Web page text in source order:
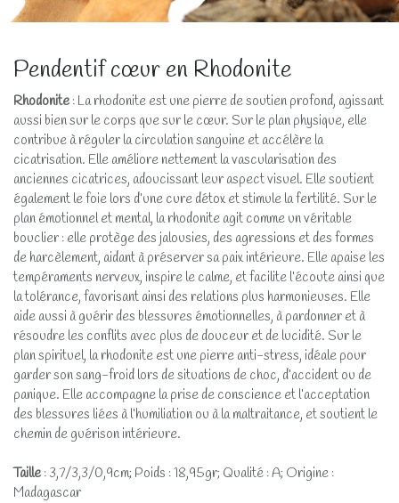
Pendentif cœur en Rhodonite
Rhodonite : La rhodonite est une pierre de soutien profond, agissant
aussi bien sur le corps que sur le cœur. Sur le plan physique, elle
contribue à réguler la circulation sanguine et accélère la
cicatrisation. Elle améliore nettement la vascularisation des
anciennes cicatrices, adoucissant leur aspect visuel. Elle soutient
également le foie lors d’une cure détox et stimule la fertilité. Sur le
plan émotionnel et mental, la rhodonite agit comme un véritable
bouclier : elle protège des jalousies, des agressions et des formes
de harcèlement, aidant à préserver sa paix intérieure. Elle apaise les
tempéraments nerveux, inspire le calme, et facilite l’écoute ainsi que
la tolérance, favorisant ainsi des relations plus harmonieuses. Elle
aide aussi à guérir des blessures émotionnelles, à pardonner et à
résoudre les conflits avec plus de douceur et de lucidité. Sur le
plan spirituel, la rhodonite est une pierre anti-stress, idéale pour
garder son sang-froid lors de situations de choc, d’accident ou de
panique. Elle accompagne la prise de conscience et l’acceptation
des blessures liées à l’humiliation ou à la maltraitance, et soutient le
chemin de guérison intérieure.
Taille : 3,7/3,3/0,9cm; Poids : 18,95gr; Qualité : A; Origine :
Madagascar